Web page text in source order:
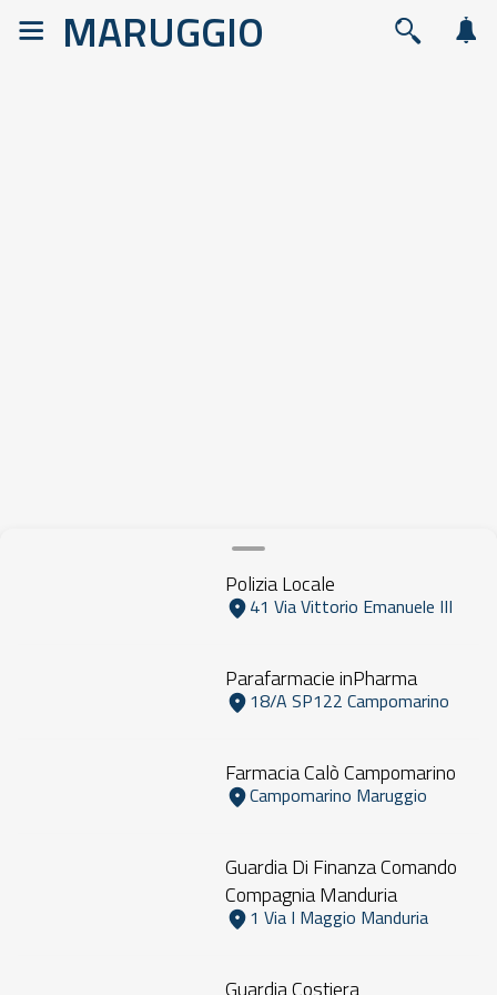
MARUGGIO
Polizia Locale
41 Via Vittorio Emanuele III
Parafarmacie inPharma
18/A SP122 Campomarino
Farmacia Calò Campomarino
Campomarino Maruggio
Guardia Di Finanza Comando
Compagnia Manduria
1 Via I Maggio Manduria
Guardia Costiera